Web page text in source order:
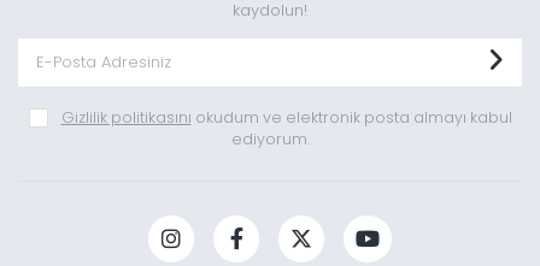
kaydolun!
Gizlilik politikasını okudum ve elektronik posta almayı kabul
ediyorum.